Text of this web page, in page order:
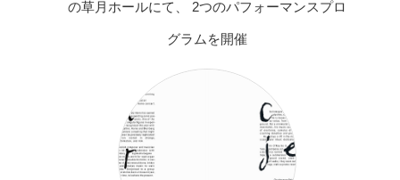
の草月ホールにて、 2つのパフォーマンスプロ
グラムを開催